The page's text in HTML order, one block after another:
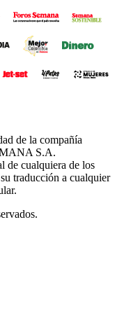
de la compañía
S.A.
de cualquiera de los
traducción a cualquier